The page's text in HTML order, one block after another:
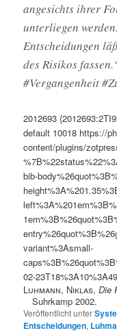
angesichts ihrer
unterliegen
Entscheidungen
des Risikos
#Vergangenheit
2012693
default 10018 https://
content/plugins/
bib-
variant%3Asmall-
02-
Luhmann, Niklas,Die
Suhrkamp 2002.
Veröffentlicht unter
Entscheidungen,